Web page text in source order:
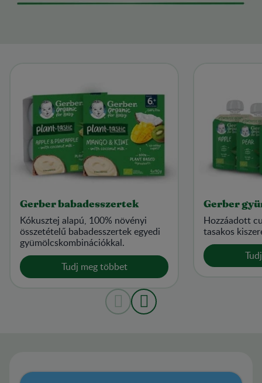
Gerber babadesszertek
Kókusztej alapú, 100% növényi
összetételű babadesszertek egyedi
gyümölcskombinációkkal.
Tudj meg többet
Gerber
Hozzáadott
tasakos